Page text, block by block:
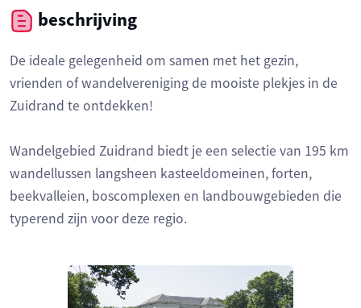
beschrijving
De ideale gelegenheid om samen met het gezin,
vrienden of wandelvereniging de mooiste plekjes in de
Zuidrand te ontdekken!
Wandelgebied Zuidrand biedt je een selectie van 195 km
wandellussen langsheen kasteeldomeinen, forten,
beekvalleien, boscomplexen en landbouwgebieden die
typerend zijn voor deze regio.